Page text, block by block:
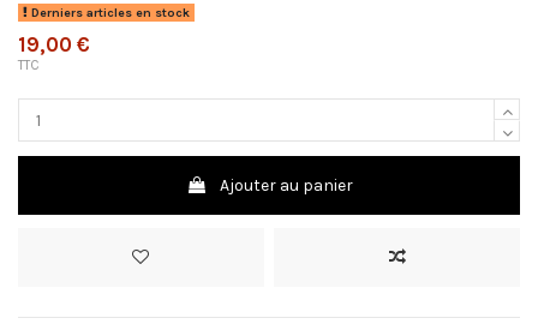
Derniers articles en stock
19,00 €
TTC
Ajouter au panier